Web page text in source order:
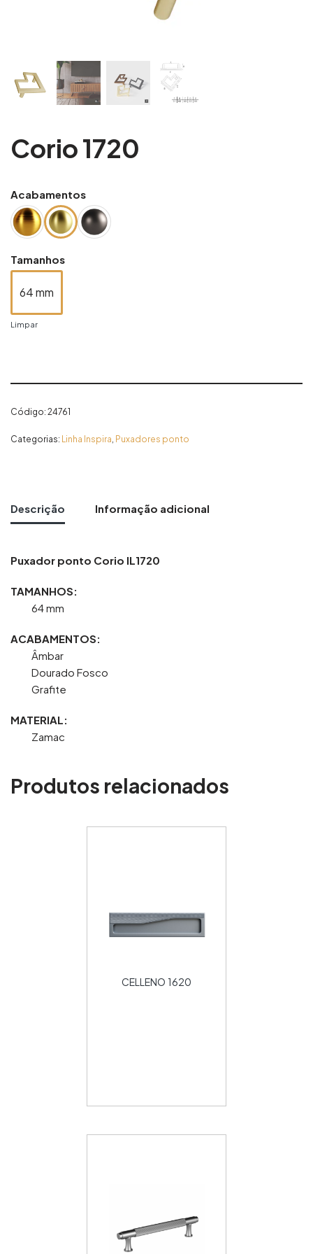
Corio 1720
Acabamentos
Tamanhos
64 mm
Limpar
Código:24761
Categorias: Linha Inspira Puxadores ponto
Descrição Informação adicional
Puxador ponto Corio IL1720
TAMANHOS:
64 mm
ACABAMENTOS:
Âmbar
Dourado Fosco
Grafite
MATERIAL:
Zamac
Produtos relacionados
CELLENO 1620